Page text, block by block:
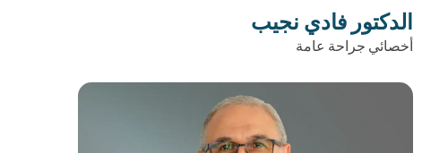
الدكتور فادي نجيب
أخصائي جراحة عامة